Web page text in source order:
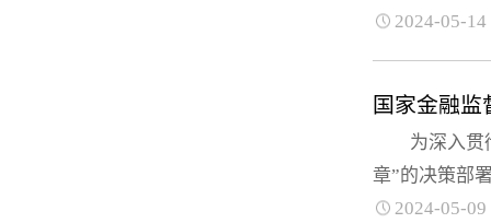
2024-05-14
国家金融监
为深入贯彻
章”的决策部
2024-05-09